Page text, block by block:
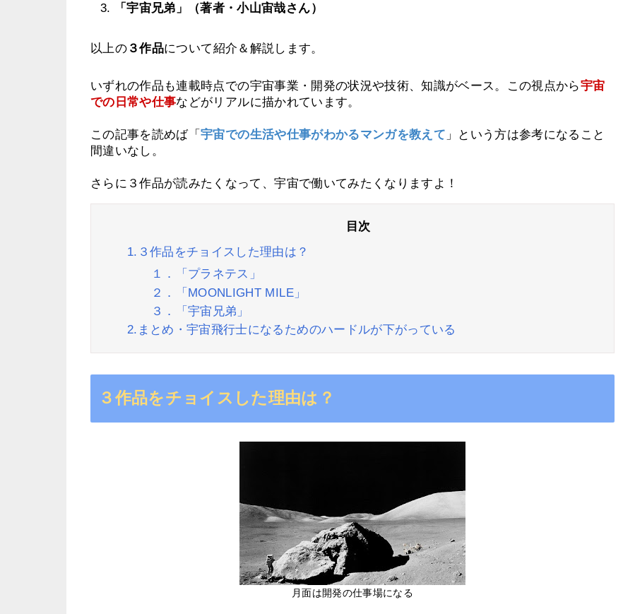
「宇宙兄弟」（著者・小山宙哉さん）
以上の ３作品について紹介＆解説します。
いずれの作品も連載時点での宇宙事業・開発の状況や技術、知識がベース。この視点から宇宙
での日常や仕事などがリアルに描かれています。
この記事を読めば「宇宙での生活や仕事がわかるマンガを教えて 」という方は参考になること
間違いなし。
さらに３作品が読みたくなって、宇宙で働いてみたくなりますよ！
1.３作品をチョイスした理由は？
１．「プラネテス」
２．「MOONLIGHT MILE」
３．「宇宙兄弟」
2.まとめ・宇宙飛行士になるためのハードルが下がっている
３作品をチョイスした理由は？
月面は開発の仕事場になる